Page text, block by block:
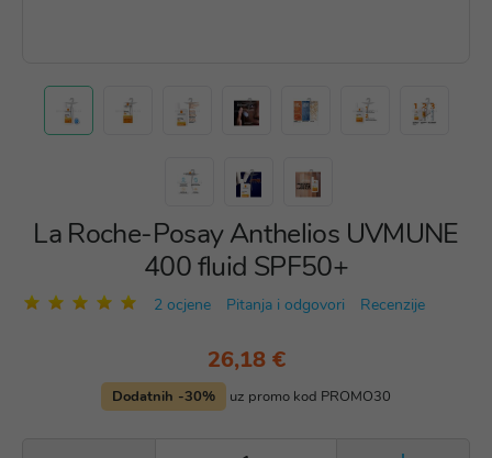
La Roche-Posay Anthelios UVMUNE
400 fluid SPF50+
2 ocjene Pitanja i odgovori Recenzije
26,18 €
Dodatnih -30% uz promo kod PROMO30